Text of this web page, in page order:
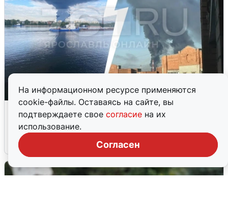
На информационном ресурсе применяются
cookie-файлы. Оставаясь на сайте, вы
подтверждаете свое согласие на их
использование.
Согласен
Ночная атака БПЛА на Ярославль:
попадания и последствия
6 августа